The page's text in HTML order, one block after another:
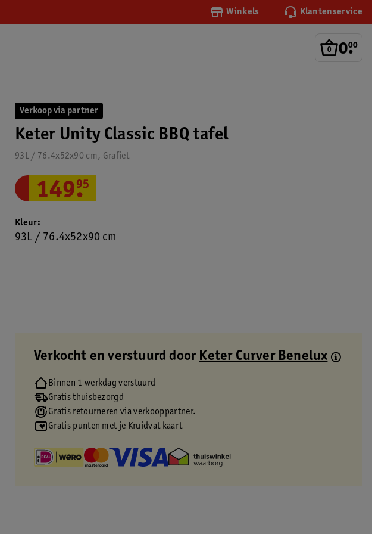
Winkels Klantenservice
0.
00
Verkoop via partner
Keter Unity Classic BBQ tafel
93L / 76.4x52x90 cm, Grafiet
149.
95
Kleur
93L / 76.4x52x90 cm
Verkocht en verstuurd door Keter Curver Benelux
Binnen 1 werkdag verstuurd
Gratis thuisbezorgd
Gratis retourneren via verkooppartner.
Gratis punten met je Kruidvat kaart